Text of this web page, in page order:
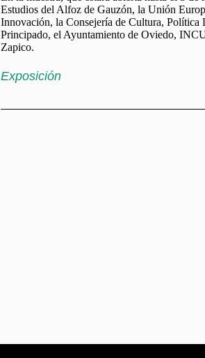
Estudios del Alfoz de Gauzón, la Unión
Innovación, la Consejería de Cultura, Política
Principado, el Ayuntamiento de Oviedo,
Zapico.
Exposición